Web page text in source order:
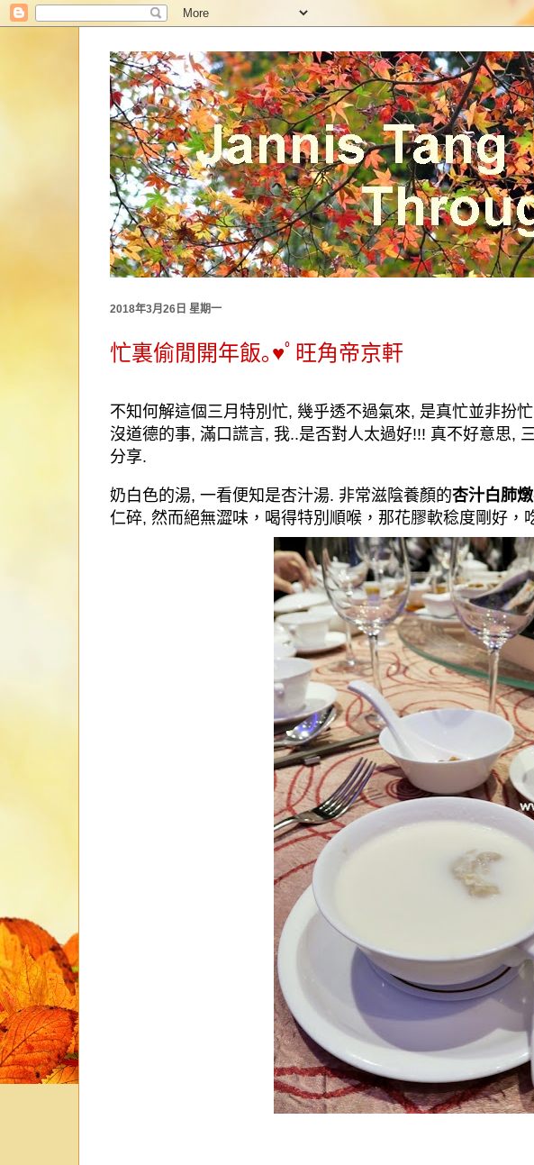
2018年3月26日 星期一
忙裏偷閒開年飯｡♥ﾟ旺角帝京軒
不知何解這個三月特別忙, 幾乎透不過氣來, 是真忙並非扮忙
沒道德的事, 滿口謊言, 我..是否對人太過好!!! 真不好意思,
分享.
奶白色的湯, 一看便知是杏汁湯. 非常滋陰養顏的杏汁白肺
仁碎, 然而絕無澀味，喝得特別順喉，那花膠軟稔度剛好，